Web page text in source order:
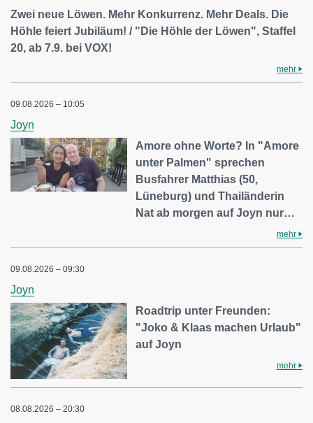
Zwei neue Löwen. Mehr Konkurrenz. Mehr Deals. Die
Höhle feiert Jubiläum! / "Die Höhle der Löwen", Staffel
20, ab 7.9. bei VOX!
mehr
09.08.2026 – 10:05
Joyn
Amore ohne Worte? In "Amore
unter Palmen" sprechen
Busfahrer Matthias (50,
Lüneburg) und Thailänderin
Nat ab morgen auf Joyn nur…
mehr
09.08.2026 – 09:30
Joyn
Roadtrip unter Freunden:
"Joko & Klaas machen Urlaub"
auf Joyn
mehr
08.08.2026 – 20:30